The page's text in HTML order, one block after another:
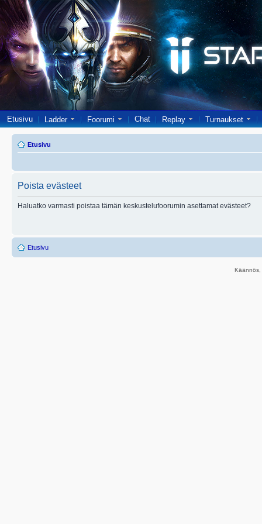
Etusivu Ladder Foorumi Chat Replay Turnaukset
Etusivu
Poista evästeet
Haluatko varmasti poistaa tämän keskustelufoorumin asettamat evästeet?
Etusivu